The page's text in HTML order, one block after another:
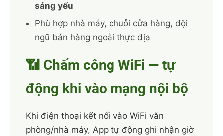
sáng yếu
Phù hợp nhà máy, chuỗi cửa hàng, đội
ngũ bán hàng ngoài thực địa
📶 Chấm công WiFi — tự
động khi vào mạng nội bộ
Khi điện thoại kết nối vào WiFi văn
phòng/nhà máy, App tự động ghi nhận giờ